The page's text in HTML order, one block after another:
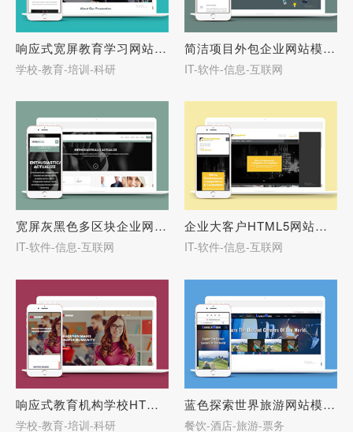
响应式宽屏教育学习网站模板-27665
学校-教育-培训-科研
简洁项目外包企业网站模板下载-27663
IT-软件-信息-互联网
宽屏灰黑色多区块企业网站模板-27662
IT-软件-信息-互联网
企业大客户HTML5网站模板下载-27661
IT-软件-信息-互联网
响应式教育机构学校HTML5模板-27660
学校-教育-培训-科研
蓝色探索世界旅游网站模板下载-27659
餐饮-酒店-旅游-票务